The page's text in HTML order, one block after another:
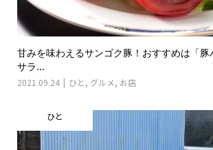
甘みを味わえるサンゴク豚！おすすめは「
サラ...
2021.09.24 ひと , グルメ, お店
ひと